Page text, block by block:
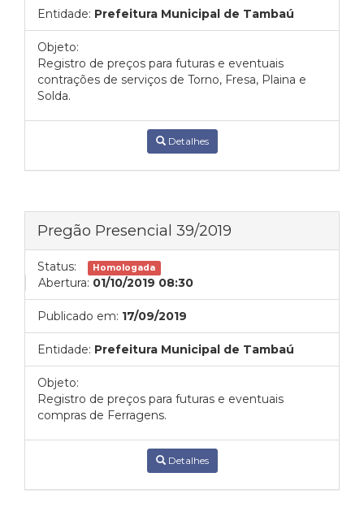
Entidade: Prefeitura Municipal de Tambaú
Objeto:
Registro de preços para futuras e eventuais
contrações de serviços de Torno, Fresa, Plaina e
Solda.
Detalhes
Pregão Presencial 39/2019
Status: Homologada
Abertura: 01/10/2019 08:30
Publicado em: 17/09/2019
Entidade: Prefeitura Municipal de Tambaú
Objeto:
Registro de preços para futuras e eventuais
compras de Ferragens.
Detalhes